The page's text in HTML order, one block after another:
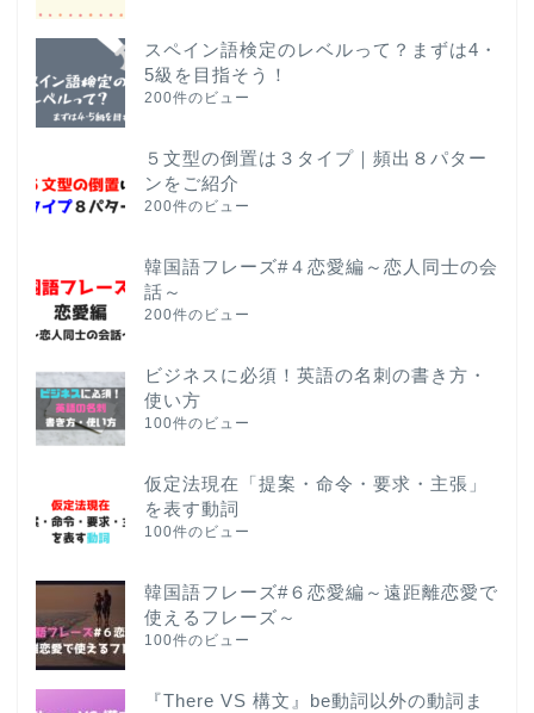
スペイン語検定のレベルって？まずは4・
5級を目指そう！
200件のビュー
５文型の倒置は３タイプ｜頻出８パター
ンをご紹介
200件のビュー
韓国語フレーズ#４恋愛編～恋人同士の会
話～
200件のビュー
ビジネスに必須！英語の名刺の書き方・
使い方
100件のビュー
仮定法現在「提案・命令・要求・主張」
を表す動詞
100件のビュー
韓国語フレーズ#６恋愛編～遠距離恋愛で
使えるフレーズ～
100件のビュー
『There VS 構文』be動詞以外の動詞ま